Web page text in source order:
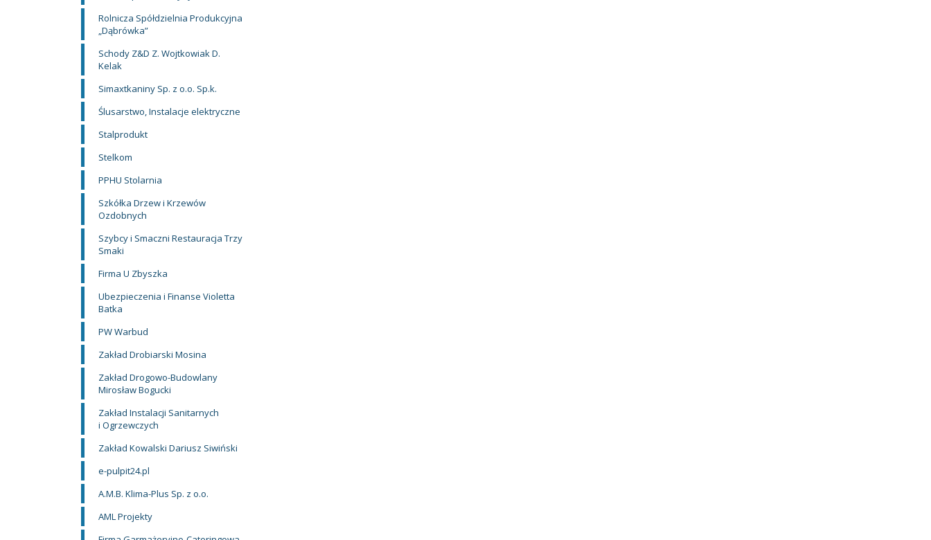
Rolnicza Spółdzielnia Produkcyjna
„Dąbrówka”
Schody Z&D Z. Wojtkowiak D.
Kelak
Simaxtkaniny Sp. z o.o. Sp.k.
Ślusarstwo, Instalacje elektryczne
Stalprodukt
Stelkom
PPHU Stolarnia
Szkółka Drzew i Krzewów
Ozdobnych
Szybcy i Smaczni Restauracja Trzy
Smaki
Firma U Zbyszka
Ubezpieczenia i Finanse Violetta
Batka
PW Warbud
Zakład Drobiarski Mosina
Zakład Drogowo-Budowlany
Mirosław Bogucki
Zakład Instalacji Sanitarnych
i Ogrzewczych
Zakład Kowalski Dariusz Siwiński
e-pulpit24.pl
A.M.B. Klima-Plus Sp. z o.o.
AML Projekty